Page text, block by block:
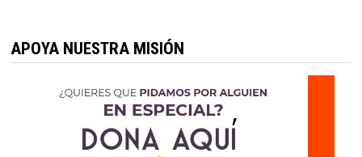
APOYA NUESTRA MISIÓN